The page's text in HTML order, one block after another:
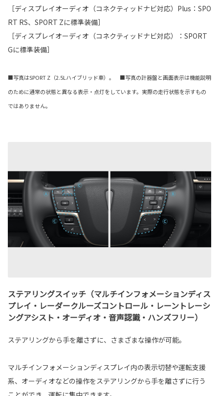
［ディスプレイオーディオ（コネクティッドナビ対応）Plus：SPO
RT RS、SPORT Zに標準装備］
［ディスプレイオーディオ（コネクティッドナビ対応）：SPORT
Gに標準装備］
■写真はSPORT Z（2.5Lハイブリッド車）。 ■写真の計器盤と画面表示は機能説明
のために通常の状態と異なる表示・点灯をしています。実際の走行状態を示すもの
ではありません。
ステアリングスイッチ（マルチインフォメーションディス
プレイ・レーダークルーズコントロール・レーントレーシ
ングアシスト・オーディオ・音声認識・ハンズフリー）
ステアリングから手を離さずに、さまざまな操作が可能。
マルチインフォメーションディスプレイ内の表示切替や運転支援
系、オーディオなどの操作をステアリングから手を離さずに行う